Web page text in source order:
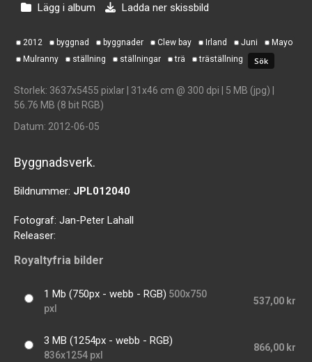
Lägg i album Ladda ner skissbild
2012 byggnad byggnader Clew bay Irland Juni
Mayo
Mulranny
ställning ställningar trä träställning
Storlek: 3637x5455 pixlar | 31x46 cm @ 300 dpi | 5 MB (jpg) |
56.76 MB (8 bit RGB)
Datum: 2012-06-05
Byggnadsverk.
Bildnummer: JPL012040
Fotograf: Jan-Peter Lahall
Releaser:
Royaltyfria bilder
1 Mb (750px - webb - RGB) 500x750
pxl
537,00 kr
3 MB (1254px - webb - RGB)
836x1254 pxl
866,00 kr